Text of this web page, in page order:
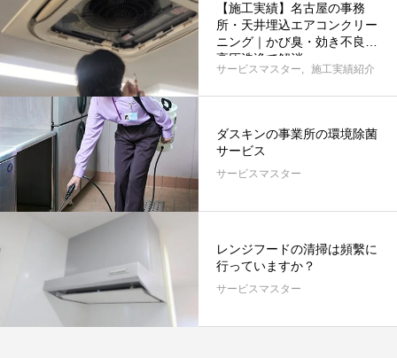
【施工実績】名古屋の事務
所・天井埋込エアコンクリー
ニング｜かび臭・効き不良を
高圧洗浄で解消
サービスマスター 施工実績紹介
ダスキンの事業所の環境除菌
サービス
サービスマスター
レンジフードの清掃は頻繫に
行っていますか？
サービスマスター